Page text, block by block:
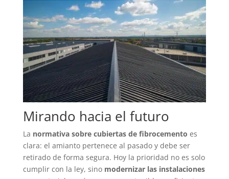
Mirando hacia el futuro
La normativa sobre cubiertas de fibrocemento es
clara: el amianto pertenece al pasado y debe ser
retirado de forma segura. Hoy la prioridad no es solo
cumplir con la ley, sino modernizar las instalaciones